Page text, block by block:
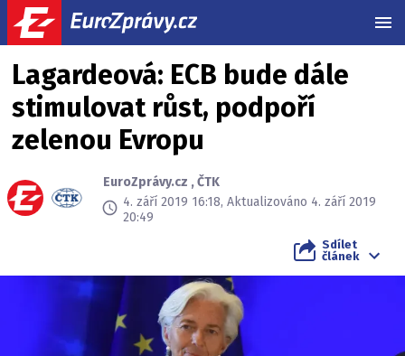
Lagardeová: ECB bude dále
stimulovat růst, podpoří
zelenou Evropu
EuroZprávy.cz ,ČTK
4. září 2019 16:18, Aktualizováno 4. září 2019
20:49
Sdílet
článek